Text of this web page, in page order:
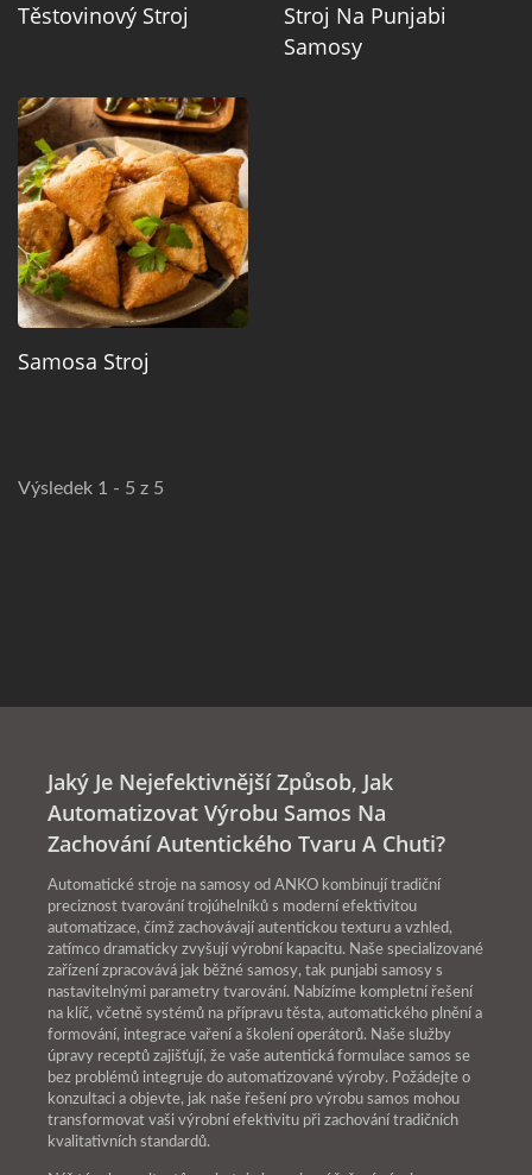
Těstovinový Stroj
Stroj Na Punjabi
Samosy
Samosa Stroj
Výsledek 1 - 5 z 5
Jaký Je Nejefektivnější Způsob, Jak
Automatizovat Výrobu Samos Na
Zachování Autentického Tvaru A Chuti?
Automatické stroje na samosy od ANKO kombinují tradiční
preciznost tvarování trojúhelníků s moderní efektivitou
automatizace, čímž zachovávají autentickou texturu a vzhled,
zatímco dramaticky zvyšují výrobní kapacitu. Naše specializované
zařízení zpracovává jak běžné samosy, tak punjabi samosy s
nastavitelnými parametry tvarování. Nabízíme kompletní řešení
na klíč, včetně systémů na přípravu těsta, automatického plnění a
formování, integrace vaření a školení operátorů. Naše služby
úpravy receptů zajišťují, že vaše autentická formulace samos se
bez problémů integruje do automatizované výroby. Požádejte o
konzultaci a objevte, jak naše řešení pro výrobu samos mohou
transformovat vaši výrobní efektivitu při zachování tradičních
kvalitativních standardů.